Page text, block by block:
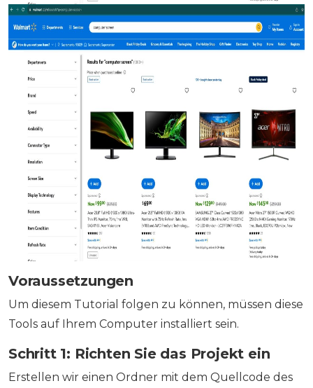
Voraussetzungen
Um diesem Tutorial folgen zu können, müssen diese
Tools auf Ihrem Computer installiert sein.
Schritt 1: Richten Sie das Projekt ein
Erstellen wir einen Ordner mit dem Quellcode des